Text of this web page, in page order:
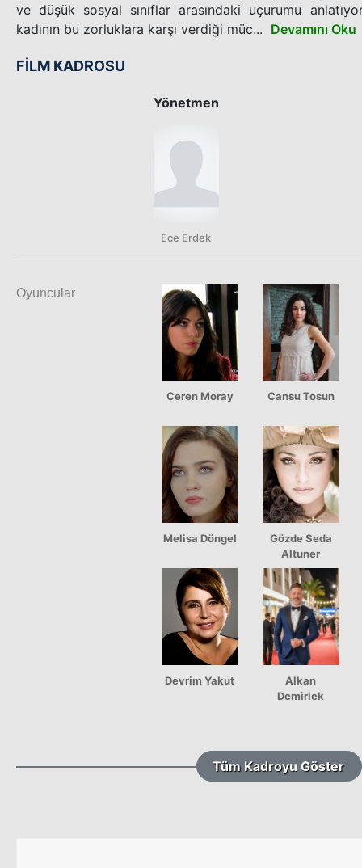
ve düşük sosyal sınıflar arasındaki uçurumu
kadının bu zorluklara karşı verdiği müc... Devamını Oku
FİLM KADROSU
Yönetmen
Ece Erdek
Oyuncular
Ceren Moray Cansu Tosun
Melisa Döngel
Gözde Seda
Altuner
Devrim Yakut
Alkan
Demirlek
Tüm Kadroyu Göster